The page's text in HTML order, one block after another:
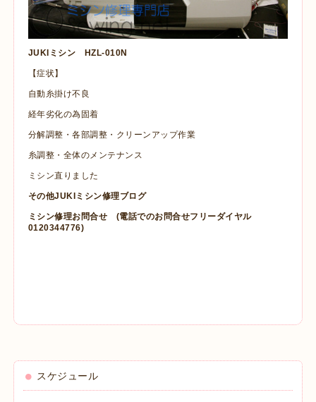
JUKIミシン HZL-010N
【症状】
自動糸掛け不良
経年劣化の為固着
分解調整・各部調整・クリーンアップ作業
糸調整・全体のメンテナンス
ミシン直りました
その他JUKIミシン修理ブログ
ミシン修理お問合せ
(電話でのお問合せフリーダイヤル
0120344776)
スケジュール